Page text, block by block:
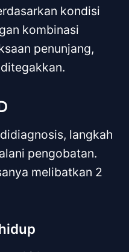
kondisi
kombinasi
penunjang,
langkah
pengobatan.
melibatkan 2